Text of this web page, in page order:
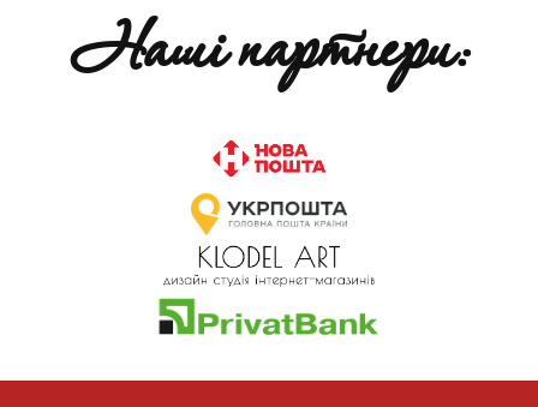
Наші партнери: